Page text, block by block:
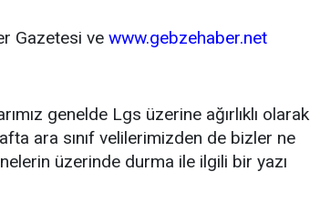
Gazetesi ve www.gebzehaber.net
genelde Lgs üzerine ağırlıklı olarak
ara sınıf velilerimizden de bizler ne
üzerinde durma ile ilgili bir yazı